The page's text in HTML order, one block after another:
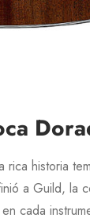
rica historia
a Guild, la
cada